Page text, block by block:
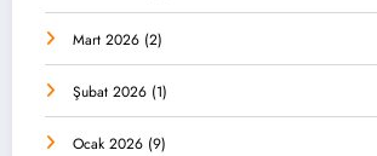
Mart 2026 (2)
Şubat 2026 (1)
Ocak 2026 (9)